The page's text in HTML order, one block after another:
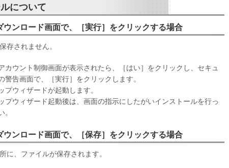
「本ソフトウェア」をコンピューターの記憶媒体上にインストール
たはコンピューターにおいて表示すること、アクセスすること、も
ることのいずれも含むものとします。）するための非独占的権利を
て許諾します。お客様は、また「指定機器」にネットワークを通じ
コンピューター上で、かかるコンピューターの使用者に対して「本
の義務および条件を遵守させるとともに、その履行に関し全責任を
件とします。
上記(1)に基づいて「本ソフトウェア」を使用するためのバックア
「本ソフトウェア」を１部、複製することができます。
よび(2)に定める場合を除き、キヤノンまたはキヤノンのライセンサ
あるいは許諾されるものではありません。
について
ウンロード画面で、［実行］をクリックする場合
存されません。
カウント制御画面が表示されたら、［はい］をクリックし、セキュ
警告画面で、［実行］をクリックします。
プウィザードが起動します。
プウィザード起動後は、画面の指示にしたがいインストールを行っ
。
ウンロード画面で、［保存］をクリックする場合
に、ファイルが保存されます。